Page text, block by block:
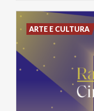
ARTE E CULTURA